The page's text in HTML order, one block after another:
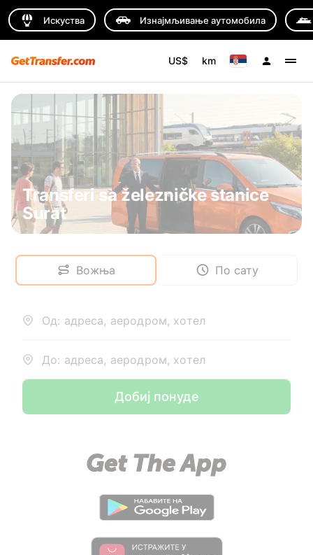
Искуства Изнајмљивање аутомобила
US$ km
Transferi sa železničke stanice
Surat
Вожња По сату
Од: адреса, аеродром, хотел
До: адреса, аеродром, хотел
Добиј понуде